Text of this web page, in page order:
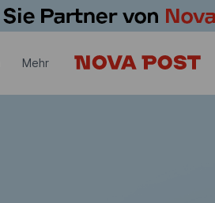
Mehr